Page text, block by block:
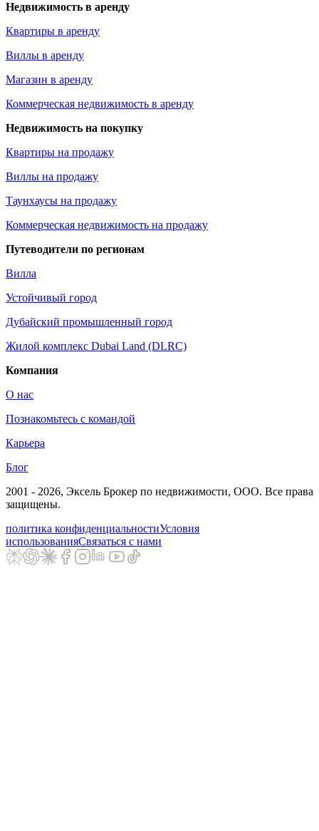
Недвижимость в аренду
Квартиры в аренду
Виллы в аренду
Магазин в аренду
Коммерческая недвижимость в аренду
Недвижимость на покупку
Квартиры на продажу
Виллы на продажу
Таунхаусы на продажу
Коммерческая недвижимость на продажу
Путеводители по регионам
Вилла
Устойчивый город
Дубайский промышленный город
Жилой комплекс Dubai Land (DLRC)
Компания
О нас
Познакомьтесь с командой
Карьера
Блог
2001 - 2026, Эксель Брокер по недвижимости, ООО. Все права
защищены.
политика конфиденциальностиУсловия
использованияСвязаться с нами